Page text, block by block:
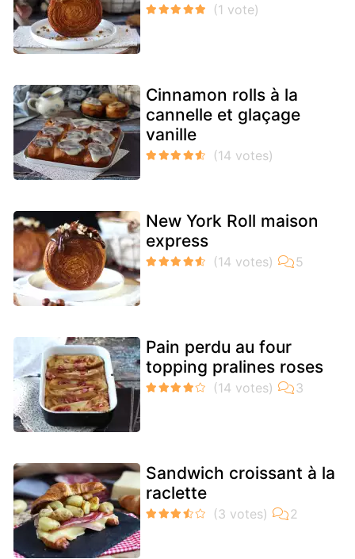
Cinnamon rolls à la
cannelle et glaçage
vanille
New York Roll maison
express
Pain perdu au four
topping pralines roses
Sandwich croissant à la
raclette